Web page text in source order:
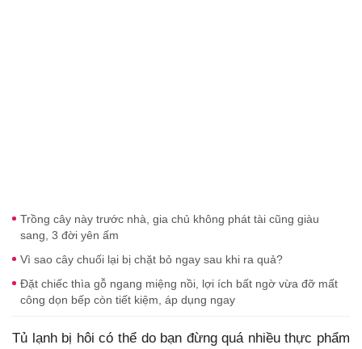
Trồng cây này trước nhà, gia chủ không phát tài cũng giàu
sang, 3 đời yên ấm
Vì sao cây chuối lại bị chặt bỏ ngay sau khi ra quả?
Đặt chiếc thìa gỗ ngang miệng nồi, lợi ích bất ngờ vừa đỡ mất
công dọn bếp còn tiết kiệm, áp dụng ngay
Tủ lạnh bị hôi có thể do bạn đừng quá nhiều thực phẩm